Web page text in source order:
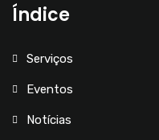
Índice
Serviços
Eventos
Notícias